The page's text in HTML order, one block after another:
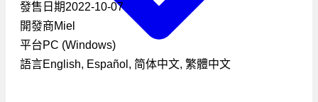
發售日期2022-10-07
開發商Miel
平台PC (Windows)
語言English, Español, 简体中文, 繁體中文